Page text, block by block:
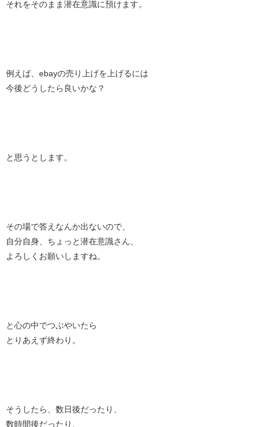
それをそのまま潜在意識に預けます。
例えば、ebayの売り上げを上げるには
今後どうしたら良いかな？
と思うとします。
その場で答えなんか出ないので、
自分自身、ちょっと潜在意識さん、
よろしくお願いしますね。
と心の中でつぶやいたら
とりあえず終わり。
そうしたら、数日後だったり、
数時間後だったり、